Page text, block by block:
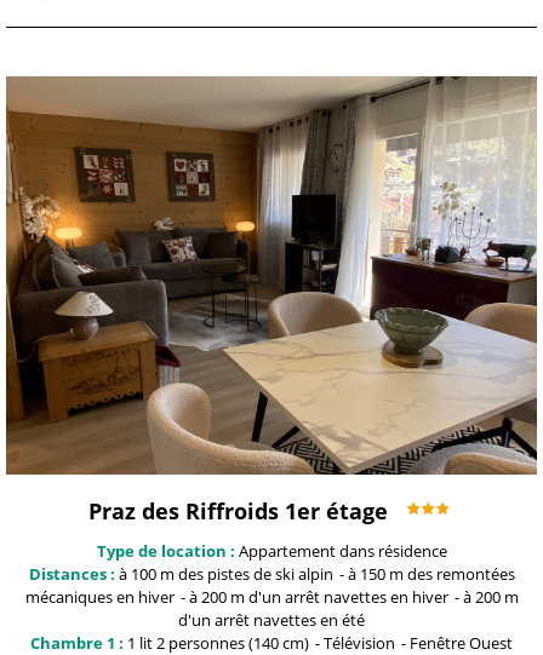
Praz des Riffroids 1er étage
Type de location : Appartement dans résidence
Distances : à 100 m des pistes de ski alpin à 150 m des remontées
mécaniques en hiver
à 200 m d'un arrêt navettes en hiver
à 200 m
d'un arrêt navettes en été
Chambre 1 : 1 lit 2 personnes (140 cm) Télévision FenêtreOuest